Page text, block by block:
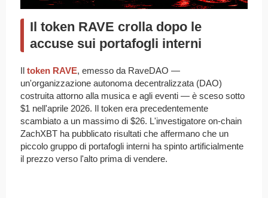
Il token RAVE crolla dopo le
accuse sui portafogli interni
Il token RAVE, emesso da RaveDAO —
un'organizzazione autonoma decentralizzata (DAO)
costruita attorno alla musica e agli eventi — è sceso sotto
$1 nell'aprile 2026. Il token era precedentemente
scambiato a un massimo di $26. L'investigatore on-chain
ZachXBT ha pubblicato risultati che affermano che un
piccolo gruppo di portafogli interni ha spinto artificialmente
il prezzo verso l'alto prima di vendere.